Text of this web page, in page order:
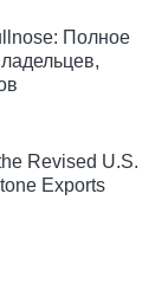
Полное
Revised U.S.
Exports